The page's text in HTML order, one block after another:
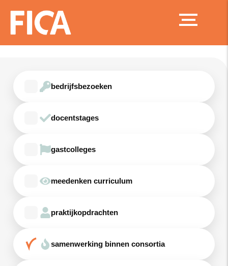
bedrijfsbezoeken
docentstages
gastcolleges
meedenken curriculum
praktijkopdrachten
samenwerking binnen consortia